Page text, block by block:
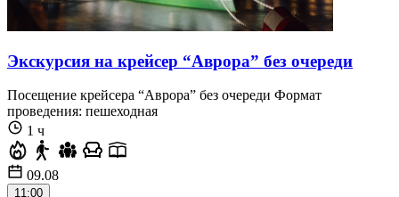
Экскурсия на крейсер “Аврора” без очереди
Посещение крейсера “Аврора” без очереди Формат
проведения: пешеходная
1 ч
09.08
11:00